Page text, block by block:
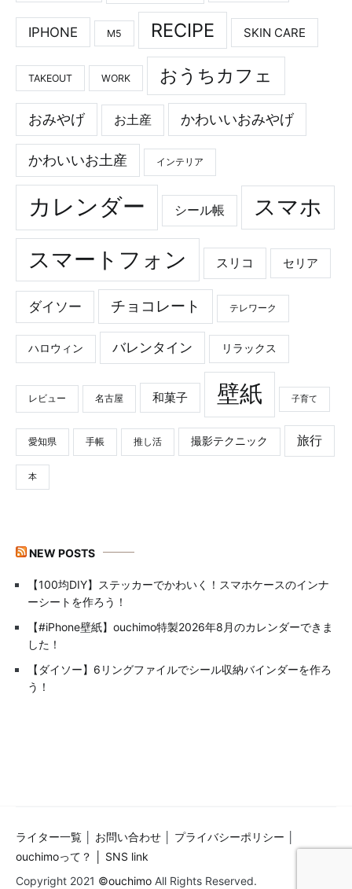
IPHONE M5 RECIPE SKIN CARE
TAKEOUT WORK おうちカフェ
おみやげ お土産 かわいいおみやげ
かわいいお土産 インテリア
カレンダー シール帳
スマホ
スマートフォン
スリコ セリア
ダイソー チョコレート テレワーク
ハロウィン バレンタイン リラックス
レビュー 名古屋 和菓子 壁紙 子育て
愛知県 手帳 推し活 撮影テクニック 旅行
本
NEW POSTS
【100均DIY】ステッカーでかわいく！スマホケースのインナ
ーシートを作ろう！
【#iPhone壁紙】ouchimo特製2026年8月のカレンダーできま
した！
【ダイソー】6リングファイルでシール収納バインダーを作ろ
う！
ライター一覧 お問い合わせ プライバシーポリシー
ouchimoって？ │
SNS link
Copyright 2021 ©ouchimo All Rights Reserved.